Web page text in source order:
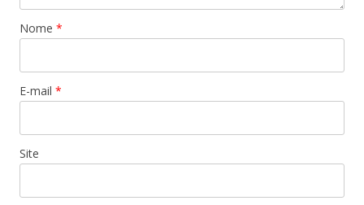
Nome *
E-mail *
Site